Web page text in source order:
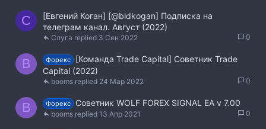
С
[Евгений Коган] [@bidkogan] Подписка на
телеграм канал. Август (2022)
0
3 Сен 2022
Слуга
B Форекс
[Команда Trade Capital] Советник Trade
Capital (2022)
0
24 Мар 2022
booms
B Форекс Советник WOLF FOREX SIGNAL EA v 7.00
0
13 Апр 2021
booms